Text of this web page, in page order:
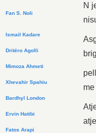
Fan S. Noli
Ismail Kadare
Dritëro Agolli
Mimoza Ahmeti
Xhevahir Spahiu
Bardhyl London
Ervin Hatibi
Fatos Arapi
N